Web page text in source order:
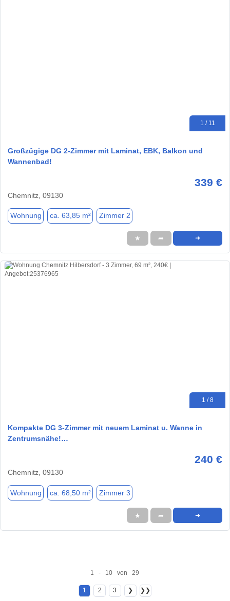
1 / 11
Großzügige DG 2-Zimmer mit Laminat, EBK, Balkon und
Wannenbad!
339 €
Chemnitz, 09130
Wohnung ca. 63,85 m² Zimmer 2
★ ➦ ➜
1 / 8
Kompakte DG 3-Zimmer mit neuem Laminat u. Wanne in
Zentrumsnähe!…
240 €
Chemnitz, 09130
Wohnung ca. 68,50 m² Zimmer 3
★ ➦ ➜
1 - 10 von 29
1 2 3 ❯ ❯❯